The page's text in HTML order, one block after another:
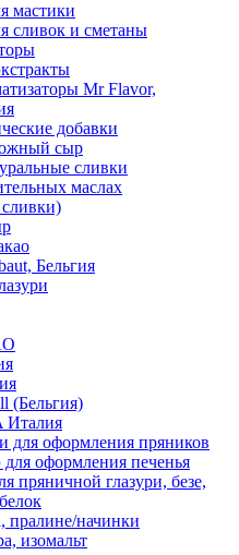
мастики
сливок и сметаны
Mr Flavor,
добавки
сыр
сливки
маслах
Бельгия
(Бельгия)
Италия
для оформления пряников
оформления печенья
пряничной глазури, безе,
пралине/начинки
изомальт